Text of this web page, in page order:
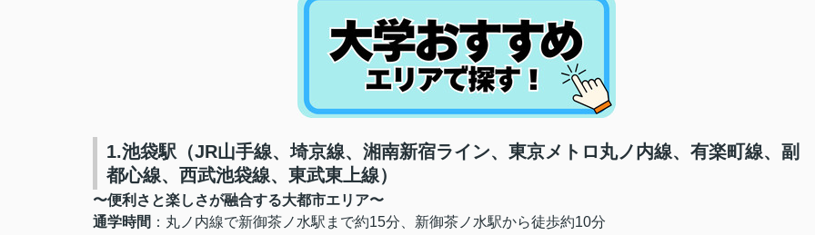
1.池袋駅（JR山手線、埼京線、湘南新宿ライン、東京メトロ丸ノ内線、有楽町線、副
都心線、西武池袋線、東武東上線）
〜便利さと楽しさが融合する大都市エリア〜
通学時間 ：丸ノ内線で新御茶ノ水駅まで約15分、新御茶ノ水駅から徒歩約10分